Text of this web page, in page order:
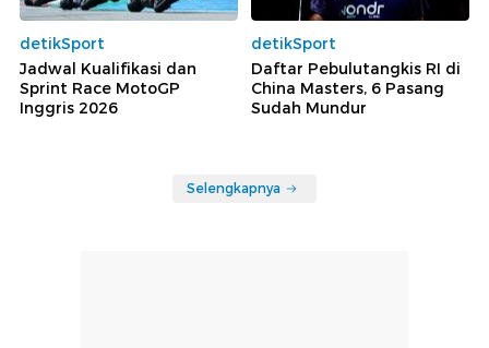
detikSport
Jadwal Kualifikasi dan
Sprint Race MotoGP
Inggris 2026
detikSport
Daftar Pebulutangkis RI di
China Masters, 6 Pasang
Sudah Mundur
Selengkapnya